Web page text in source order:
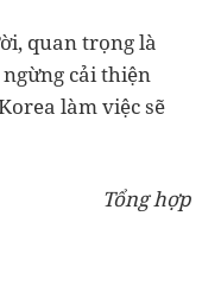
quan trọng là
cải thiện
làm việc sẽ
Tổng hợp